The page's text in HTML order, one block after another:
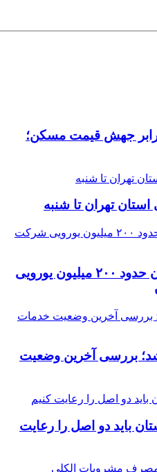
جهش قیمت مسکن؛
استان تهران تا شنبه
پیامدهای تجاوز به ایران؛ زیان حدود ۲۰۰ میلیون یورویی
بررسی آخرین وضعیت
باید دو اصل را رعایت